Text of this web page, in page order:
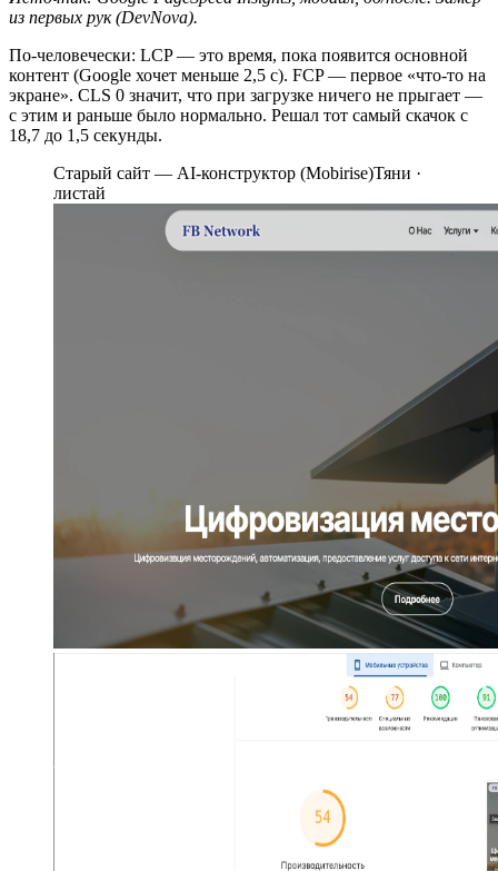
из первых рук (DevNova).
По-человечески: LCP — это время, пока появится основной
контент (Google хочет меньше 2,5 с). FCP — первое «что-то на
экране». CLS 0 значит, что при загрузке ничего не прыгает —
с этим и раньше было нормально. Решал тот самый скачок с
18,7 до 1,5 секунды.
Старый сайт — AI-конструктор (Mobirise)Тяни ·
листай